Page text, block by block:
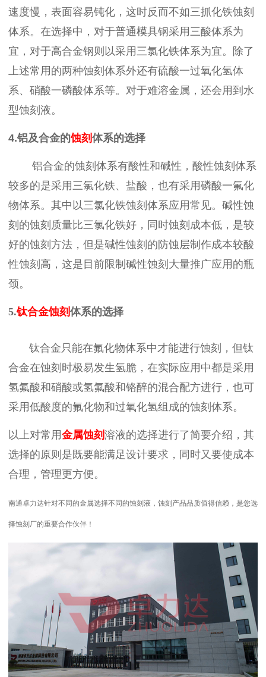
速度慢，表面容易钝化，这时反而不如三抓化铁蚀刻
体系。在选择中，对于普通模具钢采用三酸体系为
宜，对于高合金钢则以采用三氯化铁体系为宜。除了
上述常用的两种蚀刻体系外还有硫酸一过氧化氢体
系、硝酸一磷酸体系等。对于难溶金属，还会用到水
型蚀刻液。
4.铝及合金的蚀刻体系的选择
铝合金的蚀刻体系有酸性和碱性，酸性蚀刻体系
较多的是采用三氯化铁、盐酸，也有采用磷酸一氟化
物体系。其中以三氯化铁蚀刻体系应用常见。碱性蚀
刻的蚀刻质量比三氯化铁好，同时蚀刻成本低，是较
好的蚀刻方法，但是碱性蚀刻的防蚀层制作成本较酸
性蚀刻高，这是目前限制碱性蚀刻大量推广应用的瓶
颈。
5.钛合金蚀刻体系的选择
钛合金只能在氟化物体系中才能进行蚀刻，但钛
合金在蚀刻时极易发生氢脆，在实际应用中都是采用
氢氟酸和硝酸或氢氟酸和铬醉的混合配方进行，也可
采用低酸度的氟化物和过氧化氢组成的蚀刻体系。
以上对常用金属蚀刻溶液的选择进行了简要介绍，其
选择的原则是既要能满足设计要求，同时又要使成本
合理，管理更方便。
南通卓力达针对不同的金属选择不同的蚀刻液，蚀刻产品品质值得信赖，是您选
择蚀刻厂的重要合作伙伴！